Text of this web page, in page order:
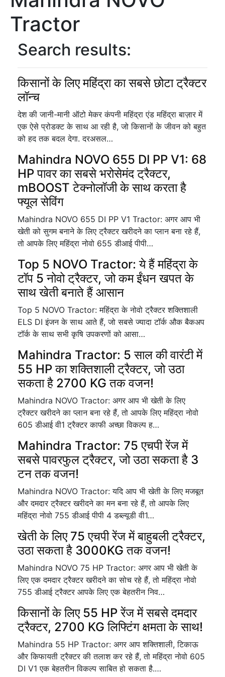
Tractor
Search results:
किसानों के लिए महिंद्रा का सबसे छोटा ट्रैक्टर
लॉन्च
देश की जानी-मानी ऑटो मेकर कंपनी महिंद्रा एंड महिंद्रा बाज़ार में
एक ऐसे प्रोडक्ट के साथ आ रही है, जो किसानों के जीवन को बहुत
को हद तक बदल देगा. दरअसल…
Mahindra NOVO 655 DI PP V1: 68
HP पावर का सबसे भरोसेमंद ट्रैक्टर,
mBOOST टेक्नोलॉजी के साथ करता है
फ्यूल सेविंग
Mahindra NOVO 655 DI PP V1 Tractor: अगर आप भी
खेती को सुगम बनाने के लिए ट्रैक्टर खरीदने का प्लान बना रहे हैं,
तो आपके लिए महिंद्रा नोवो 655 डीआई पीपी…
Top 5 NOVO Tractor: ये हैं महिंद्रा के
टॉप 5 नोवो ट्रैक्टर, जो कम ईंधन खपत के
साथ खेती बनाते हैं आसान
Top 5 NOVO Tractor: महिंद्रा के नोवो ट्रैक्टर शक्तिशाली
ELS DI इंजन के साथ आते हैं, जो सबसे ज्यादा टॉर्क औक बैकअप
टॉर्क के साथ सभी कृषि उपकरणों को आसा…
Mahindra Tractor: 5 साल की वारंटी में
55 HP का शक्तिशाली ट्रैक्टर, जो उठा
सकता है 2700 KG तक वजन!
Mahindra NOVO Tractor: अगर आप भी खेती के लिए
ट्रैक्टर खरीदने का प्लान बना रहे हैं, तो आपके लिए महिंद्रा नोवो
605 डीआई वी1 ट्रैक्टर काफी अच्छा विकल्प ह…
Mahindra Tractor: 75 एचपी रेंज में
सबसे पावरफुल ट्रैक्टर, जो उठा सकता है 3
टन तक वजन!
Mahindra NOVO Tractor: यदि आप भी खेती के लिए मजबूत
और दमदार ट्रैक्टर खरीदने का मन बना रहे हैं, तो आपके लिए
महिंद्रा नोवो 755 डीआई पीपी 4 डब्ल्यूडी वी1…
खेती के लिए 75 एचपी रेंज में बाहुबली ट्रैक्टर,
उठा सकता है 3000KG तक वजन!
Mahindra NOVO 75 HP Tractor: अगर आप भी खेती के
लिए एक दमदार ट्रैक्टर खरीदने का सोच रहे हैं, तो महिंद्रा नोवो
755 डीआई ट्रैक्टर आपके लिए एक बेहतरीन निव…
किसानों के लिए 55 HP रेंज में सबसे दमदार
ट्रैक्टर, 2700 KG लिफ्टिंग क्षमता के साथ!
Mahindra 55 HP Tractor: अगर आप शक्तिशाली, टिकाऊ
और किफायती ट्रैक्टर की तलाश कर रहे हैं, तो महिंद्रा नोवो 605
DI V1 एक बेहतरीन विकल्प साबित हो सकता है.…